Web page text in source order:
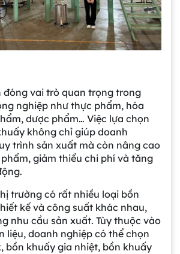
đóng vai trò quan trọng trong
nghiệp như thực phẩm, hóa
dược phẩm… Việc lựa chọn
không chỉ giúp doanh
trình sản xuất mà còn nâng cao
giảm thiểu chi phí và tăng
trường có rất nhiều loại bồn
kế và công suất khác nhau,
nhu cầu sản xuất. Tùy thuộc vào
liệu, doanh nghiệp có thể chọn
bồn khuấy gia nhiệt, bồn khuấy